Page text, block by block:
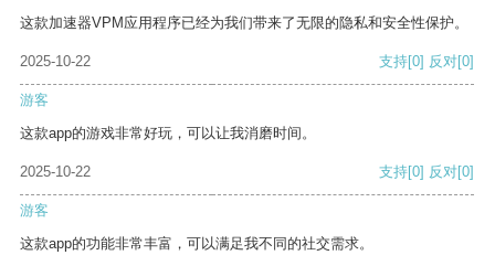
这款加速器VPM应用程序已经为我们带来了无限的隐私和安全性保护。
2025-10-22 支持[0] 反对[0]
游客
这款app的游戏非常好玩，可以让我消磨时间。
2025-10-22 支持[0] 反对[0]
游客
这款app的功能非常丰富，可以满足我不同的社交需求。